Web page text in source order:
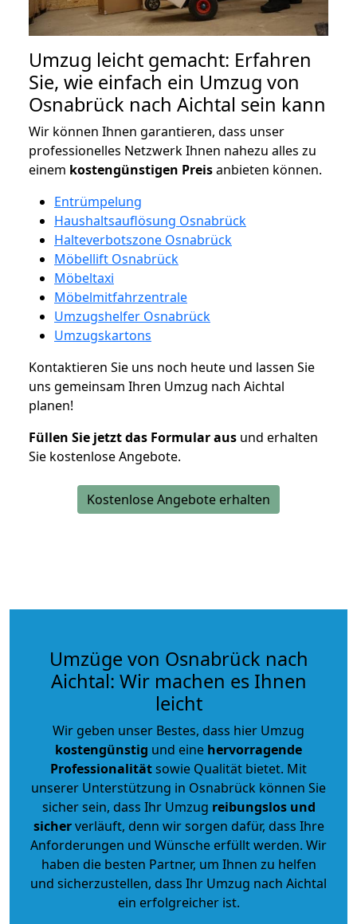
Umzug leicht gemacht: Erfahren
Sie, wie einfach ein Umzug von
Osnabrück nach Aichtal sein kann
Wir können Ihnen garantieren, dass unser
professionelles Netzwerk Ihnen nahezu alles zu
einem kostengünstigen Preisanbieten können.
Entrümpelung
Haushaltsauflösung Osnabrück
Halteverbotszone Osnabrück
Möbellift Osnabrück
Möbeltaxi
Möbelmitfahrzentrale
Umzugshelfer Osnabrück
Umzugskartons
Kontaktieren Sie uns noch heute und lassen Sie
uns gemeinsam Ihren Umzug nach Aichtal
planen!
Füllen Sie jetzt das Formular aus und erhalten
Sie kostenlose Angebote.
Kostenlose Angebote erhalten
Umzüge von Osnabrück nach
Aichtal: Wir machen es Ihnen
leicht
Wir geben unser Bestes, dass hier Umzug
kostengünstig und eine hervorragende
Professionalitätsowie Qualität bietet. Mit
unserer Unterstützung in Osnabrück können Sie
sicher sein, dass Ihr Umzug reibungslos und
sicherverläuft, denn wir sorgen dafür, dass Ihre
Anforderungen und Wünsche erfüllt werden. Wir
haben die besten Partner, um Ihnen zu helfen
und sicherzustellen, dass Ihr Umzug nach Aichtal
ein erfolgreicher ist.